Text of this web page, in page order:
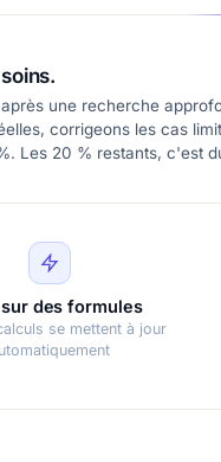
une recherche
corrigeons les cas
Les 20 % restants, c'est
sur des formules
se mettent à jour